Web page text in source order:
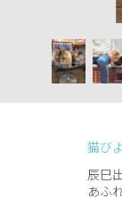
猫び
辰巳
あふ